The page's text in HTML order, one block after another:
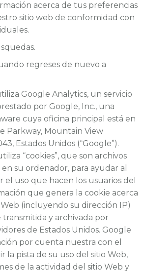
acerca de tus preferencias
sitio web de conformidad con
regreses de nuevo a
Google Analytics, un servicio
por Google, Inc., una
cuya oficina principal está en
Parkway, Mountain View
Estados Unidos (“Google”).
“cookies”, que son archivos
su ordenador, para ayudar al
el uso que hacen los usuarios del
que genera la cookie acerca
(incluyendo su dirección IP)
y archivada por
de Estados Unidos. Google
por cuenta nuestra con el
la pista de su uso del sitio Web,
de la actividad del sitio Web y